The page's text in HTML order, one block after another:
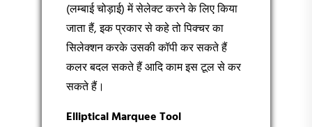
(लम्बाई चोड़ाई) में सेलेक्ट करने के लिए किया
जाता हैं, इक प्रकार से कहे तो पिक्चर का
सिलेक्शन करके उसकी कॉपी कर सकते हैं
कलर बदल सकते हैं आदि काम इस टूल से कर
सकते हैं।
Elliptical Marquee Tool